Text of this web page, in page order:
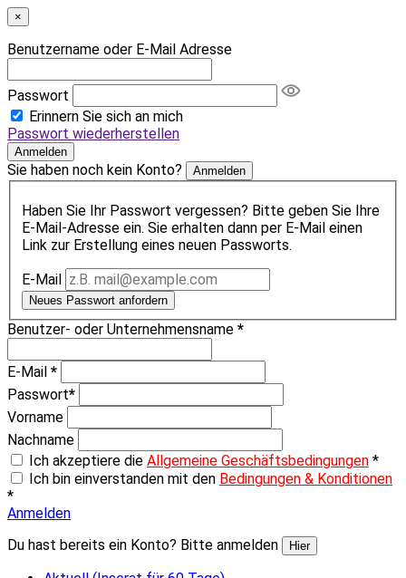
×
Benutzername oder E-Mail Adresse
Passwort
Erinnern Sie sich an mich
Passwort wiederherstellen
Anmelden
Sie haben noch kein Konto? Anmelden
Haben Sie Ihr Passwort vergessen? Bitte geben Sie Ihre
E-Mail-Adresse ein. Sie erhalten dann per E-Mail einen
Link zur Erstellung eines neuen Passworts.
E-Mail
Neues Passwort anfordern
Benutzer- oder Unternehmensname *
E-Mail *
Passwort*
Vorname
Nachname
Ich akzeptiere die Allgemeine Geschäftsbedingungen *
Ich bin einverstanden mit den Bedingungen & Konditionen
*
Anmelden
Du hast bereits ein Konto? Bitte anmelden
Hier